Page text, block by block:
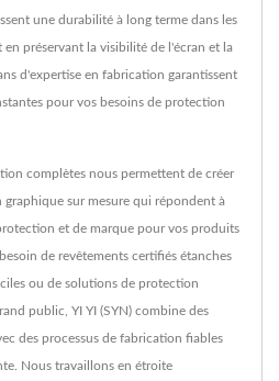
une durabilité à long terme dans les
préservant la visibilité de l'écran et la
d'expertise en fabrication garantissent
pour vos besoins de protection
complètes nous permettent de créer
sur mesure qui répondent à
et de marque pour vos produits
de revêtements certifiés étanches
ou de solutions de protection
public, YI YI (SYN) combine des
des processus de fabrication fiables
Nous travaillons en étroite